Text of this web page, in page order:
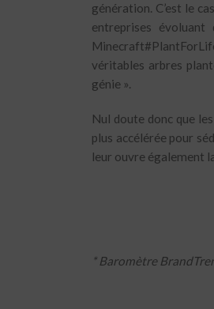
génération. C’est le
entreprises
véritables arbres
génie ».
Nul doute donc que
plus accélérée pour
leur ouvre également
* Baromètre